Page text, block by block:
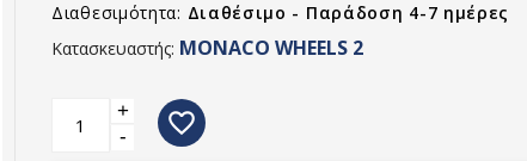
Διαθεσιμότητα: Διαθέσιμο - Παράδοση 4-7 ημέρες
Κατασκευαστής: MONACO WHEELS 2
+
-
favorite_border